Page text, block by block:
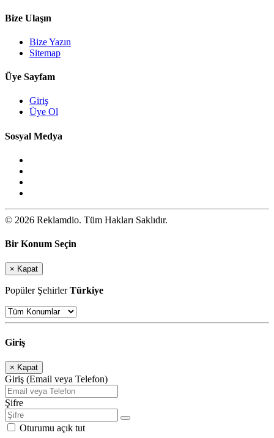
Bize Ulaşın
Bize Yazın
Sitemap
Üye Sayfam
Giriş
Üye Ol
Sosyal Medya
© 2026 Reklamdio. Tüm Hakları Saklıdır.
Bir Konum Seçin
× Kapat
Popüler ŞehirlerTürkiye
Giriş
× Kapat
Giriş (Email veya Telefon)
Şifre
Oturumu açık tut